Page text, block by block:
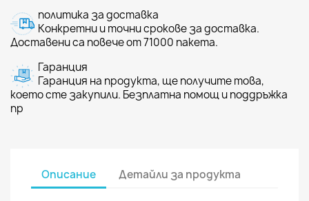
политика за доставка
Конкретни и точни срокове за доставка.
Доставени са повече от 71000 пакета.
Гаранция
Гаранция на продукта, ще получите това,
което сте закупили. Безплатна помощ и поддръжка
пр
Описание Детайли за продукта